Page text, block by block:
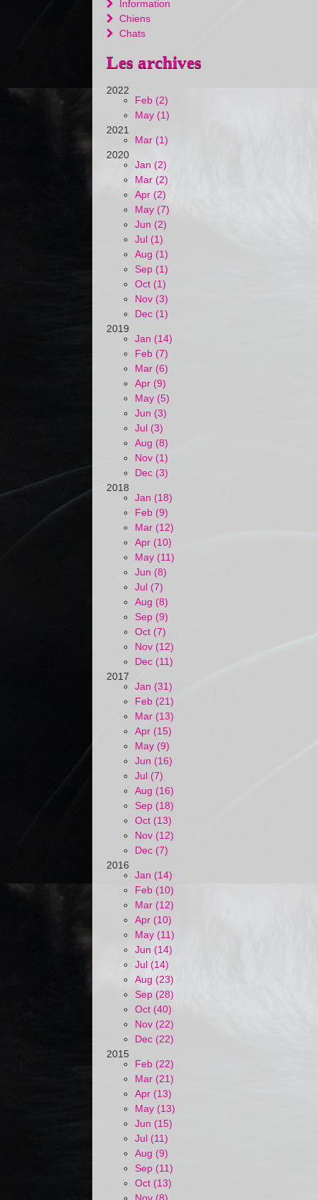
Information
Chiens
Chats
Les archives
2022
Feb (2)
May (1)
2021
Mar (1)
2020
Jan (2)
Mar (2)
Apr (2)
May (7)
Jun (2)
Jul (1)
Aug (1)
Sep (1)
Oct (1)
Nov (3)
Dec (1)
2019
Jan (14)
Feb (7)
Mar (6)
Apr (9)
May (5)
Jun (3)
Jul (3)
Aug (8)
Nov (1)
Dec (3)
2018
Jan (18)
Feb (9)
Mar (12)
Apr (10)
May (11)
Jun (8)
Jul (7)
Aug (8)
Sep (9)
Oct (7)
Nov (12)
Dec (11)
2017
Jan (31)
Feb (21)
Mar (13)
Apr (15)
May (9)
Jun (16)
Jul (7)
Aug (16)
Sep (18)
Oct (13)
Nov (12)
Dec (7)
2016
Jan (14)
Feb (10)
Mar (12)
Apr (10)
May (11)
Jun (14)
Jul (14)
Aug (23)
Sep (28)
Oct (40)
Nov (22)
Dec (22)
2015
Feb (22)
Mar (21)
Apr (13)
May (13)
Jun (15)
Jul (11)
Aug (9)
Sep (11)
Oct (13)
Nov (8)